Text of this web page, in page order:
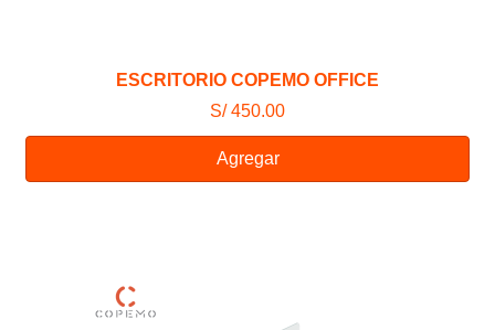
ESCRITORIO COPEMO OFFICE
S/ 450.00
Agregar